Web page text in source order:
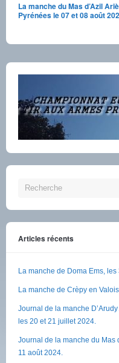
La manche du Mas d’Azil
Pyrénées le 07 et 08 août
Articles récents
La manche de Doma Ems,
La manche de Crèpy en
Journal de la manche
les 20 et 21 juillet 2024.
Journal de la manche du Mas
11 août 2024.